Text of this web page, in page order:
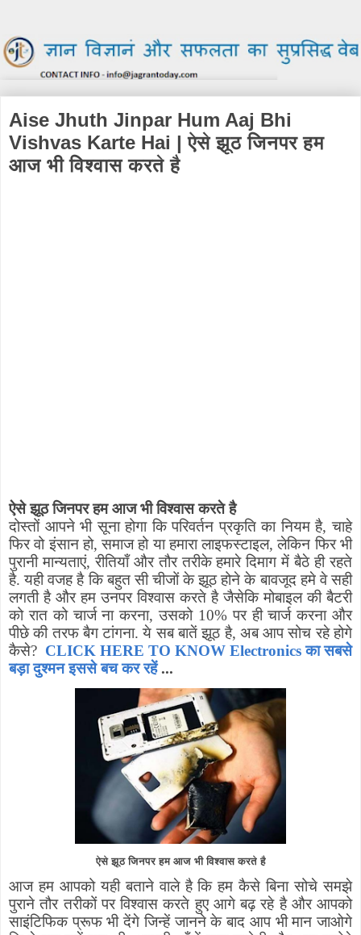
Aise Jhuth Jinpar Hum Aaj Bhi
Vishvas Karte Hai | ऐसे झूठ जिनपर हम
आज भी विश्वास करते है
ऐसे झूठ जिनपर हम आज भी विश्वास करते है
दोस्तों आपने भी सूना होगा कि परिवर्तन प्रकृति का नियम है,चाहे
फिर वो इंसान हो,समाज हो या हमारा लाइफस्टाइल,लेकिन फिर भी
पुरानी मान्यताएं,रीतियाँ और तौर तरीके हमारे दिमाग में बैठे ही रहते
है. यही वजह है कि बहुत सी चीजों के झूठ होने के बावजूद हमे वे सही
लगती है और हम उनपर विश्वास करते है जैसेकि मोबाइल की बैटरी
को रात को चार्ज ना करना,उसको 10% पर ही चार्ज करना और
पीछे की तरफ बैग टांगना. ये सब बातें झूठ है, अब आप सोच रहे होगे
कैसे? CLICK HERE TO KNOW Electronics का सबसे
बड़ा दुश्मन इससे बच कर रहें...
ऐसे झूठ जिनपर हम आज भी विश्वास करते है
आज हम आपको यही बताने वाले है कि हम कैसे बिना सोचे समझे
पुराने तौर तरीकों पर विश्वास करते हुए आगे बढ़ रहे है और आपको
साइंटिफिक प्रूफ भी देंगे जिन्हें जानने के बाद आप भी मान जाओगे